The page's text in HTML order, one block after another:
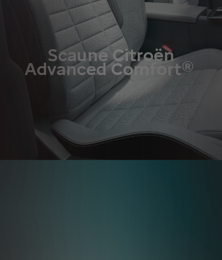
Scaune Citroën
Advanced Comfort®